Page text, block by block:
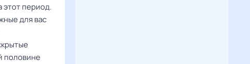
период.
для вас
половине